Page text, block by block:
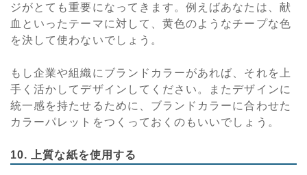
ジがとても重要になってきます。例えばあなたは、献
血といったテーマに対して、黄色のようなチープな色
を決して使わないでしょう。
もし企業や組織にブランドカラーがあれば、それを上
手く活かしてデザインしてください。またデザインに
統一感を持たせるために、ブランドカラーに合わせた
カラーパレットをつくっておくのもいいでしょう。
10. 上質な紙を使用する